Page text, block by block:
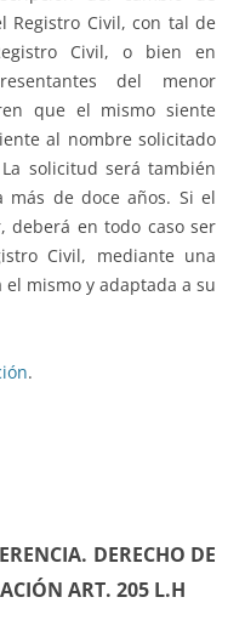
Registro Civil, con tal de
Civil, o bien en
del menor
que el mismo siente
al nombre solicitado
solicitud será también
de doce años. Si el
deberá en todo caso ser
Civil, mediante una
mismo y adaptada a su
.
DERECHO DE
ART. 205 L.H